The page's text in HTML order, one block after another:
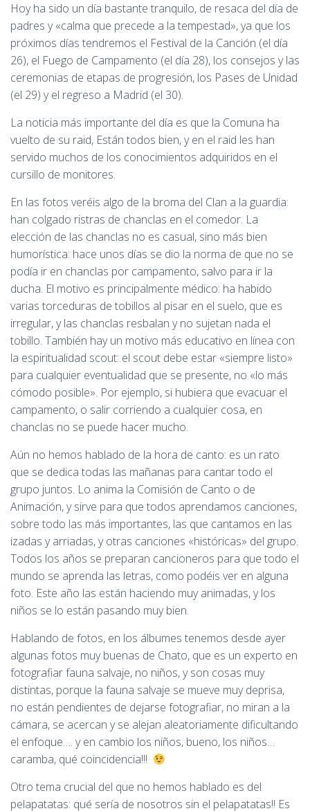
Hoy ha sido un día bastante tranquilo, de resaca del día de
padres y «calma que precede a la tempestad», ya que los
próximos días tendremos el Festival de la Canción (el día
26), el Fuego de Campamento (el día 28), los consejos y las
ceremonias de etapas de progresión, los Pases de Unidad
(el 29) y el regreso a Madrid (el 30).
La noticia más importante del día es que la Comuna ha
vuelto de su raid, Están todos bien, y en el raid les han
servido muchos de los conocimientos adquiridos en el
cursillo de monitores.
En las fotos veréis algo de la broma del Clan a la guardia:
han colgado ristras de chanclas en el comedor. La
elección de las chanclas no es casual, sino más bien
humorística: hace unos días se dio la norma de que no se
podía ir en chanclas por campamento, salvo para ir la
ducha. El motivo es principalmente médico: ha habido
varias torceduras de tobillos al pisar en el suelo, que es
irregular, y las chanclas resbalan y no sujetan nada el
tobillo. También hay un motivo más educativo en línea con
la espiritualidad scout: el scout debe estar «siempre listo»
para cualquier eventualidad que se presente, no «lo más
cómodo posible». Por ejemplo, si hubiera que evacuar el
campamento, o salir corriendo a cualquier cosa, en
chanclas no se puede hacer mucho.
Aún no hemos hablado de la hora de canto: es un rato
que se dedica todas las mañanas para cantar todo el
grupo juntos. Lo anima la Comisión de Canto o de
Animación, y sirve para que todos aprendamos canciones,
sobre todo las más importantes, las que cantamos en las
izadas y arriadas, y otras canciones «históricas» del grupo.
Todos los años se preparan cancioneros para que todo el
mundo se aprenda las letras, como podéis ver en alguna
foto. Este año las están haciendo muy animadas, y los
niños se lo están pasando muy bien.
Hablando de fotos, en los álbumes tenemos desde ayer
algunas fotos muy buenas de Chato, que es un experto en
fotografiar fauna salvaje, no niños, y son cosas muy
distintas, porque la fauna salvaje se mueve muy deprisa,
no están pendientes de dejarse fotografiar, no miran a la
cámara, se acercan y se alejan aleatoriamente dificultando
el enfoque…. y en cambio los niños, bueno, los niños…
caramba, qué coincidencia!!!
Otro tema crucial del que no hemos hablado es del
pelapatatas: qué sería de nosotros sin el pelapatatas!! Es